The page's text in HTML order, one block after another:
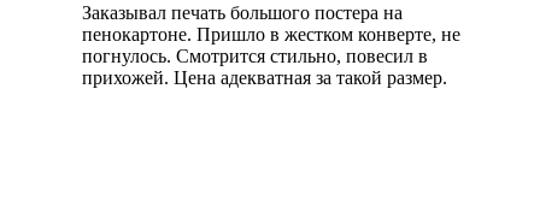
Заказывал печать большого постера на
пенокартоне. Пришло в жестком конверте, не
погнулось. Смотрится стильно, повесил в
прихожей. Цена адекватная за такой размер.